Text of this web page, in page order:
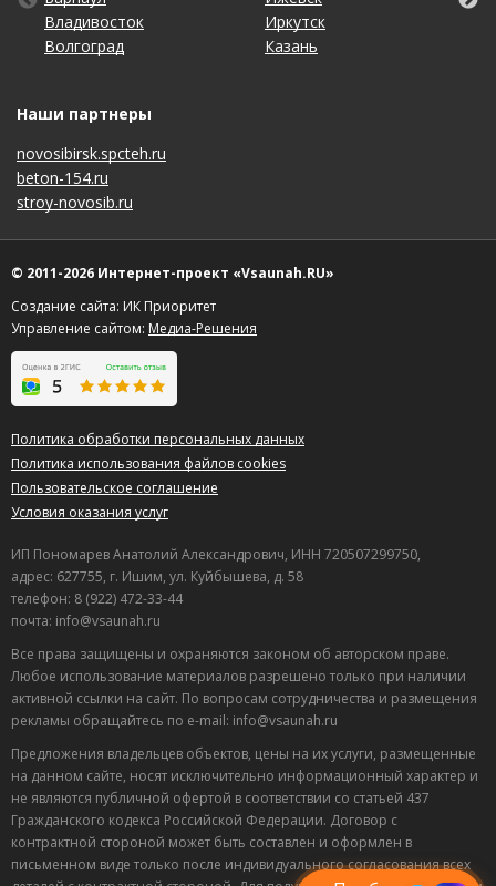
Владивосток
Волгоград
Иркутск
Казань
Краснодар
Красноярск
Набережные Челны
Нижний Новгород
Пермь
Ростов-на-Дону
Саратов
Ставрополь
Тюмень
Ульяновск
Челябинск
Ярославль
Наши партнеры
novosibirsk.spcteh.ru
beton-154.ru
stroy-novosib.ru
© 2011-2026 Интернет-проект «Vsaunah.RU»
Создание сайта: ИК Приоритет
Управление сайтом: Медиа-Решения
Политика обработки персональных данных
Политика использования файлов cookies
Пользовательское соглашение
Условия оказания услуг
ИП Пономарев Анатолий Александрович, ИНН 720507299750,
адрес: 627755, г. Ишим, ул. Куйбышева, д. 58
телефон: 8 (922) 472-33-44
почта: info@vsaunah.ru
Все права защищены и охраняются законом об авторском праве.
Любое использование материалов разрешено только при наличии
активной ссылки на сайт. По вопросам сотрудничества и размещения
рекламы обращайтесь по e-mail: info@vsaunah.ru
Предложения владельцев объектов, цены на их услуги, размещенные
на данном сайте, носят исключительно информационный характер и
не являются публичной офертой в соответствии со статьей 437
Гражданского кодекса Российской Федерации. Договор с
контрактной стороной может быть составлен и оформлен в
письменном виде только после индивидуального согласования всех
Лучшие
спецпредложения
саун
Подписывайтесь в Telegram или MAX —
пришлём свежие скидки